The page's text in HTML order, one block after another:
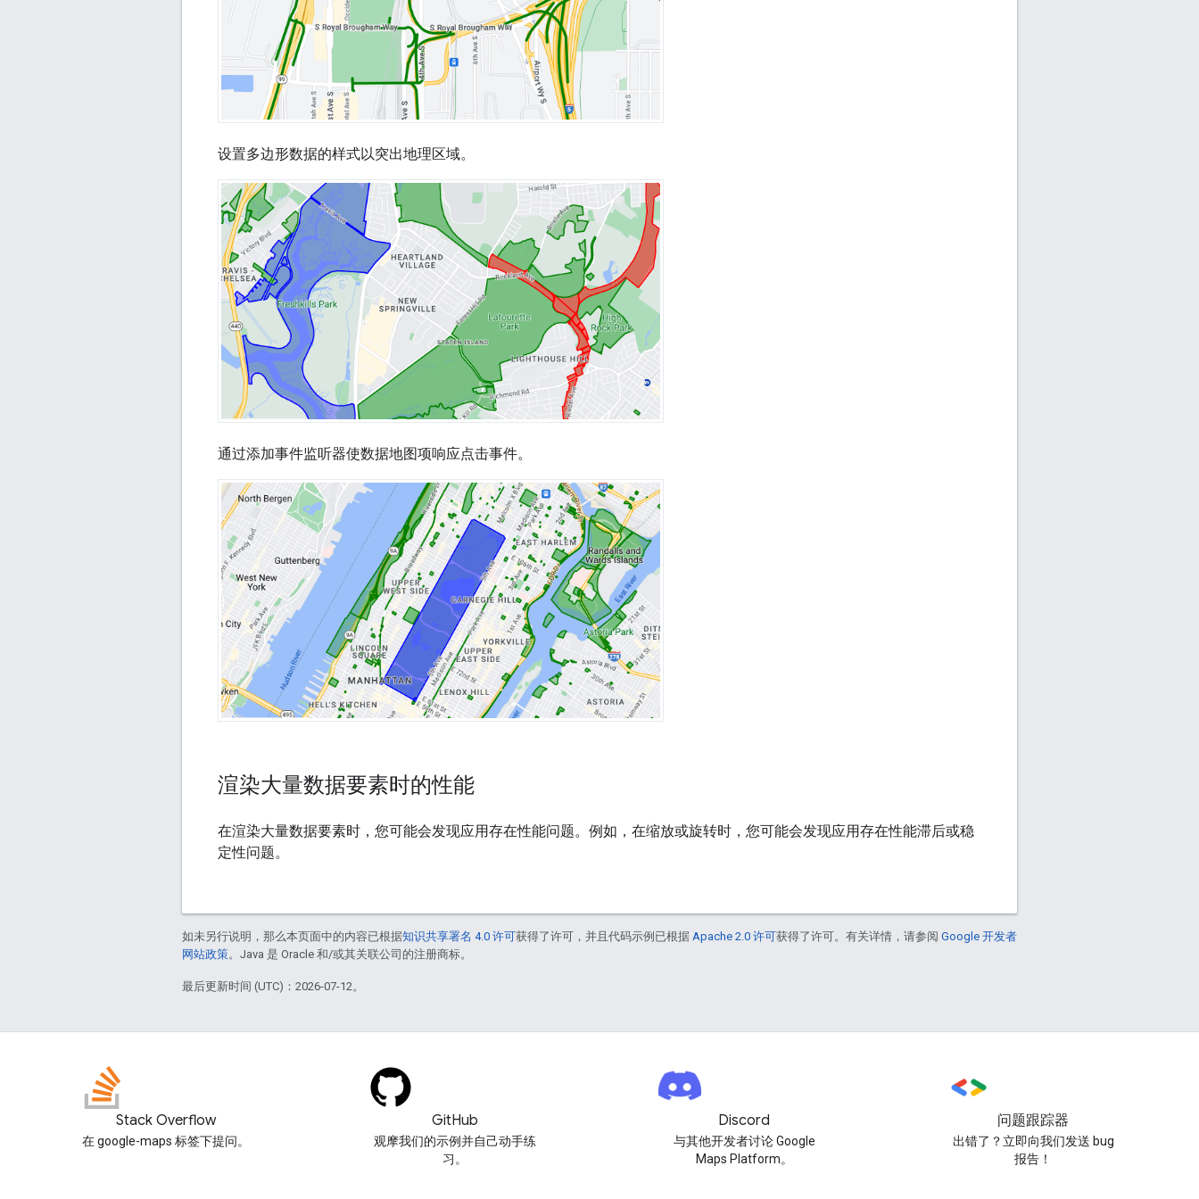
设置多边形数据的样式以突出地理区域。
通过添加事件监听器使数据地图项响应点击事件。
渲染大量数据要素时的性能
在渲染大量数据要素时，您可能会发现应用存在性能问题。例如，在缩放或旋转时，您可能会发现应用存在性能滞后或稳
定性问题。
如未另行说明，那么本页面中的内容已根据知识共享署名 4.0 许可获得了许可，并且代码示例已根据 Apache 2.0 许可获得了许可。有关详情，请参阅 Google 开发者
网站政策。Java 是 Oracle 和/或其关联公司的注册商标。
最后更新时间 (UTC)：2026-07-12。
Stack Overflow
在 google-maps 标签下提问。
GitHub
观摩我们的示例并自己动手练
习。
Discord
与其他开发者讨论 Google
Maps Platform。
问题跟踪器
出错了？立即向我们发送 bug
报告！